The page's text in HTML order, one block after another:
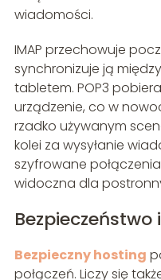
wiadomości.
IMAP przechowuje
synchronizuje ją
tabletem. POP3
urządzenie, co w
rzadko używanym
kolei za wysyłanie
szyfrowane
widoczna dla
Bezpieczny hosting
połączeń. Liczy się